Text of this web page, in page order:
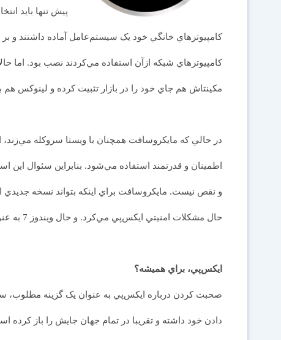
پيش تنها بايد
کامپيوترهاي خانگي خود يک سيستم‌عامل آماده داشتند و
کامپيوترهاي شبکه ازآن استفاده مي‌کردند نصب بود. اما
مكينتاش هم جاي خود را در بازار تثبيت کرده و لينوکس
در حالي که مايکروسافت همچنان با ويستا سروکله
اطمينان و قدرتمند استفاده مي‌شود. بنابراين سئوال
و نقص نيست. مايکروسافت براي اينکه بتواند نسخه جديدي از
حال مشکلات امنيتي ايکس‌پي مي‌کرد. و حال ويندوز 7 به عنوان جانشيني براي ويستا در راه است.
ايكس‌پي، براي هميشه؟
صحبت کردن درباره ايکس‌پي به عنوان يک گزينه مطلوب،
دادن خود داشته و تقريبا در تمام جهان جايش را باز كرده